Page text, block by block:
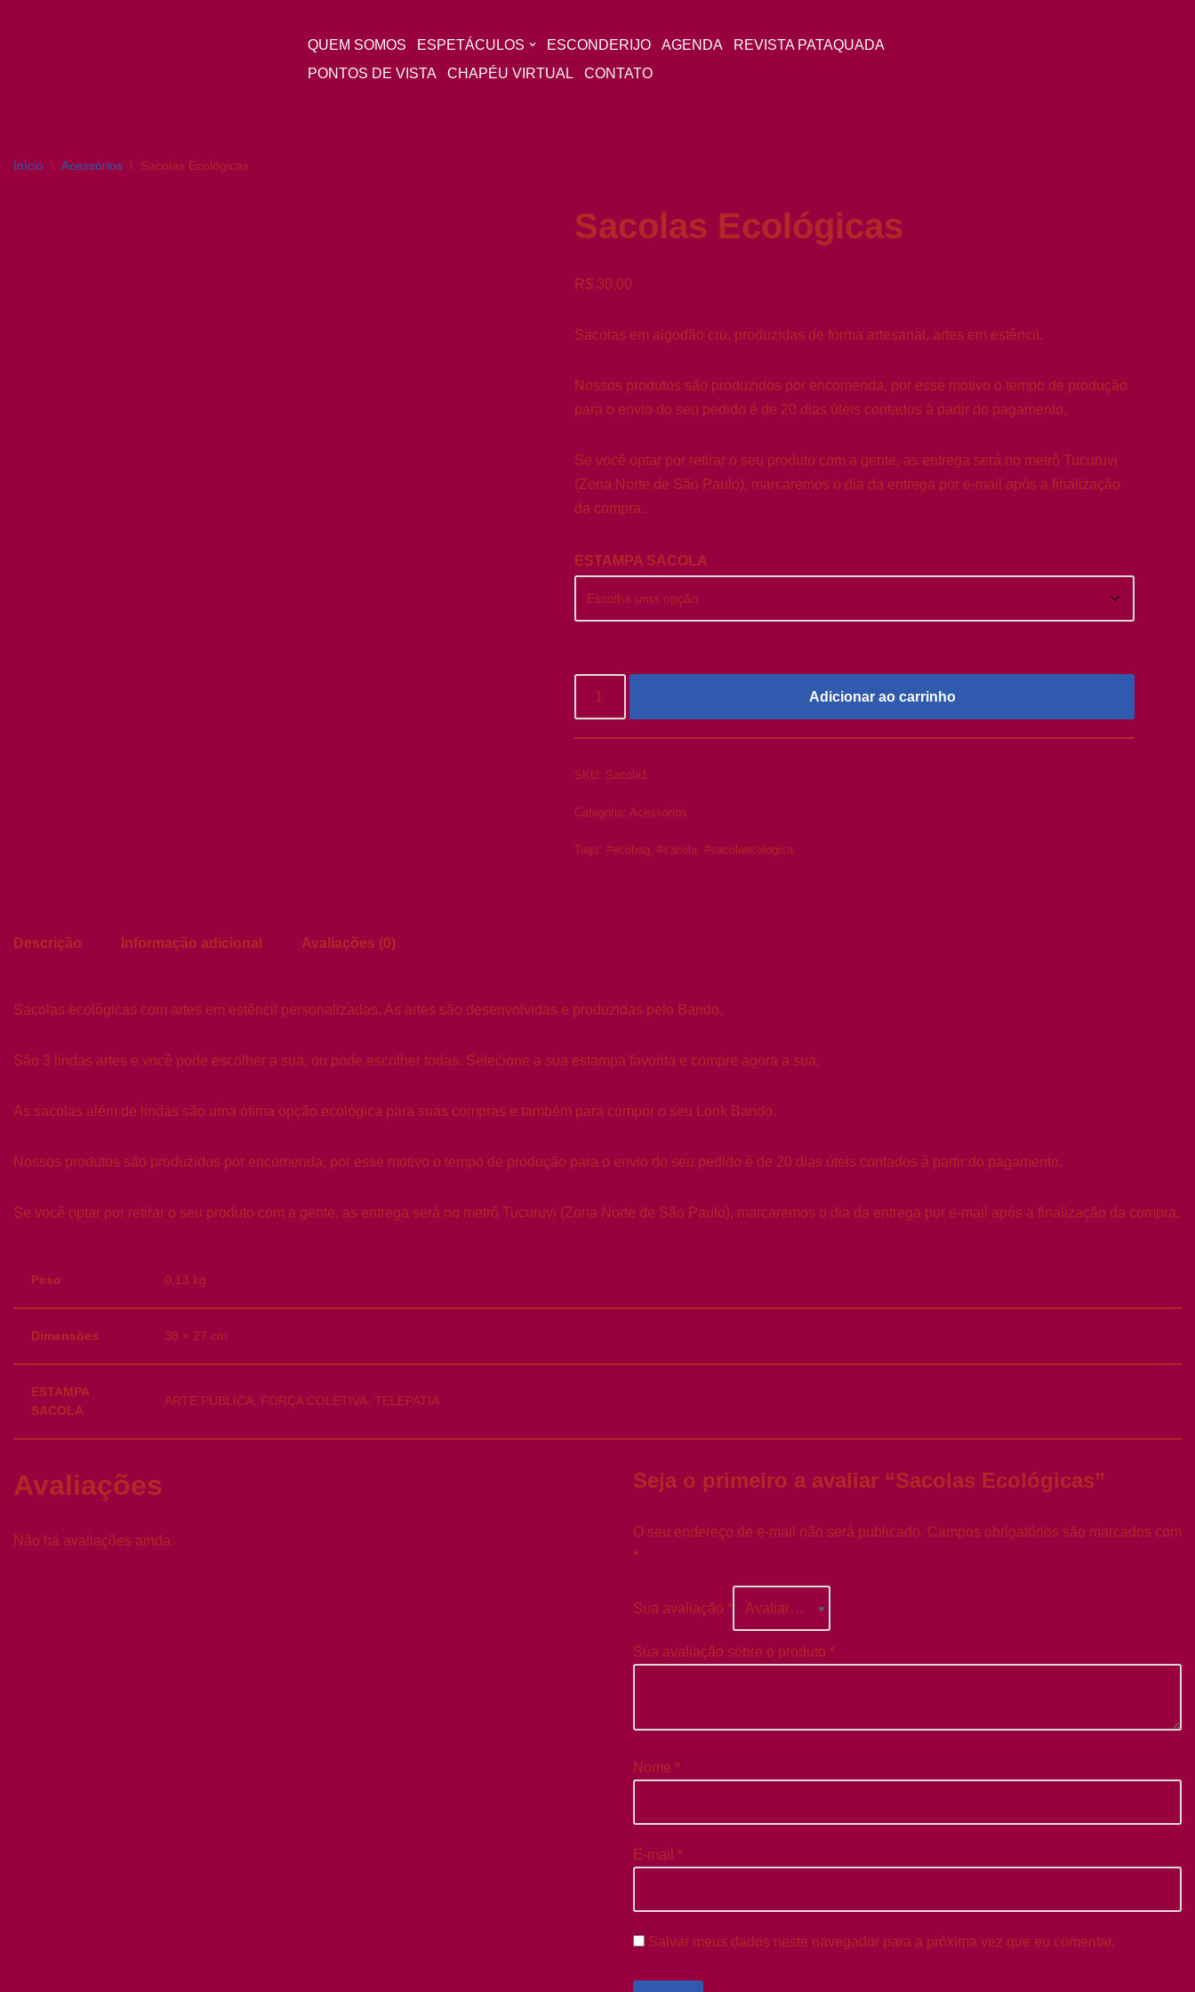
QUEM SOMOS ESPETÁCULOS ESCONDERIJO AGENDA
REVISTA PATAQUADA
PONTOS DE VISTA
CHAPÉU VIRTUAL CONTATO
Início \ Acessórios \ Sacolas Ecológicas
Sacolas Ecológicas
R$ 30,00
Sacolas em algodão cru, produzidas de forma artesanal, artes em estêncil.
Nossos produtos são produzidos por encomenda, por esse motivo o tempo de produção
para o envio do seu pedido é de 20 dias úteis contados à partir do pagamento.
Se você optar por retirar o seu produto com a gente, as entrega será no metrô Tucuruvi
(Zona Norte de São Paulo), marcaremos o dia da entrega por e-mail após a finalização
da compra.
ESTAMPA SACOLA
Adicionar ao carrinho
SKU: Sacola1
Categoria: Acessórios
Tags: #ecobag, #sacola, #sacolaecologica
Descrição Informação adicional Avaliações (0)
Sacolas ecológicas com artes em estêncil personalizadas. As artes são desenvolvidas e produzidas pelo Bando.
São 3 lindas artes e você pode escolher a sua, ou pode escolher todas. Selecione a sua estampa favorita e compre agora a sua.
As sacolas além de lindas são uma ótima opção ecológica para suas compras e também para compor o seu Look Bando.
Nossos produtos são produzidos por encomenda, por esse motivo o tempo de produção para o envio do seu pedido é de 20 dias úteis contados à partir do pagamento.
Se você optar por retirar o seu produto com a gente, as entrega será no metrô Tucuruvi (Zona Norte de São Paulo), marcaremos o dia da entrega por e-mail após a finalização da compra.
Peso 0,13 kg
Dimensões 38 × 27 cm
ESTAMPA
SACOLA
ARTE PÚBLICA, FORÇA COLETIVA, TELEPATIA
Avaliações
Não há avaliações ainda.
Seja o primeiro a avaliar “Sacolas Ecológicas”
O seu endereço de e-mail não será publicado. Campos obrigatórios são marcados com
*
Sua avaliação *
Sua avaliação sobre o produto *
Nome *
E-mail *
Salvar meus dados neste navegador para a próxima vez que eu comentar.